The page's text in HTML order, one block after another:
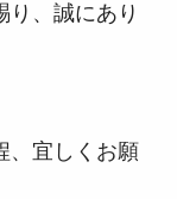
り、誠にあり
、宜しくお願